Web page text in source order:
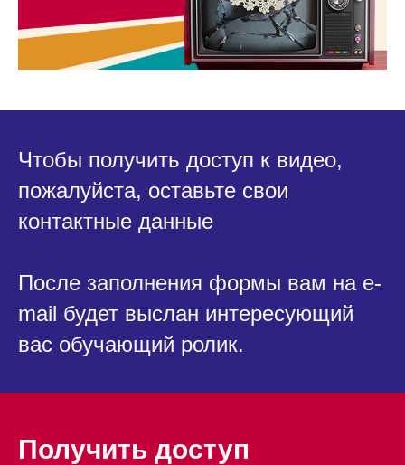
Чтобы получить доступ к видео,
пожалуйста, оставьте свои
контактные данные
После заполнения формы вам на e-
mail будет выслан интересующий
вас обучающий ролик.
Получить доступ